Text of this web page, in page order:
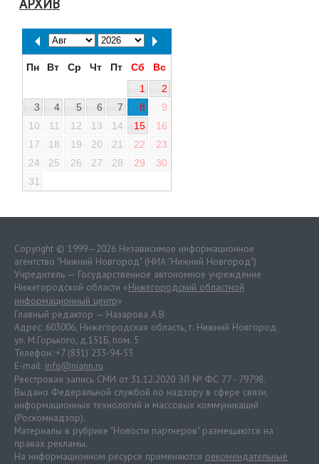
Пн Вт Ср Чт Пт Сб
Вс
1
2
3
4 5 6 7 8
9
10
11 12 13 14 15
16
17
18 19 20 21 22
23
24
25 26 27 28 29
30
31
Copyright © 1999—2026 Независимое информационное
агентство "Нижний Новгород" (НИА "Нижний Новгород")
Учредитель — Государственное автономное учреждение
Нижегородской области «Нижегородский областной
информационный центр»
Главный редактор — Назарова А.В.
Адрес: 603006, Нижегородская область, г. Нижний Новгород.
ул. М.Горького, д.151Б, пом. 5
Телефон: +7 (831) 233-94-53
E-mail: info@niann.ru
Реестровая запись СМИ от 31.12.2020 ЭЛ № ФС 77 - 79798.
Выдано Федеральной службой по надзору в сфере связи,
информационных технологий и массовых коммуникаций
(Роскомнадзор).
Материалы в рубрике "Новости партнеров" размещаются на
правах рекламы.
На информационном ресурсе применяются рекомендательные